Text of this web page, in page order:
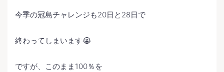
今季の冠島チャレンジも20日と28日で
終わってしまいます😭
ですが、このまま100％を